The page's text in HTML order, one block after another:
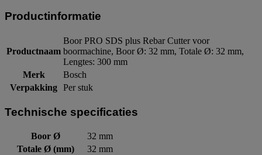
Productinformatie
Productnaam
Boor PRO SDS plus Rebar Cutter voor
boormachine, Boor Ø: 32 mm, Totale Ø: 32 mm,
Lengtes: 300 mm
Merk
Bosch
Verpakking Per stuk
Technische specificaties
Boor Ø
32 mm
Totale Ø (mm)
32 mm